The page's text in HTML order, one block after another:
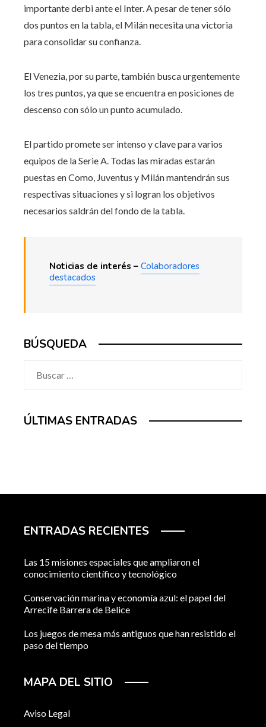
importante derbi ante el Inter. A pesar de tener sólo
dos puntos en la tabla, el Milán necesita una victoria
para consolidar su confianza.
El Venezia, por su parte, también busca urgentemente
los tres puntos, ya que se encuentra en posiciones de
descenso con sólo un punto acumulado.
El partido promete ser intenso y clave para varios
equipos de la Serie A. Todas las miradas estarán
puestas en Como, Juventus y Milán mantendrán sus
respectivas situaciones y si logran los objetivos
necesarios saldrán del fondo de la tabla.
Noticias de interés – Colaboradores
destacados
BÚSQUEDA
ÚLTIMAS ENTRADAS
ENTRADAS RECIENTES
Las 15 misiones espaciales que ampliaron el
conocimiento científico y tecnológico
Conservación marina y economía azul: el papel del
Arrecife Barrera de Belice
Los juegos de mesa más antiguos que han resistido el
paso del tiempo
MAPA DEL SITIO
Aviso Legal